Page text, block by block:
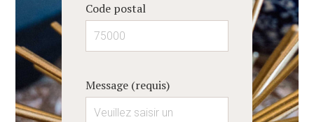
CONTACT
Code postal
Message (requis)